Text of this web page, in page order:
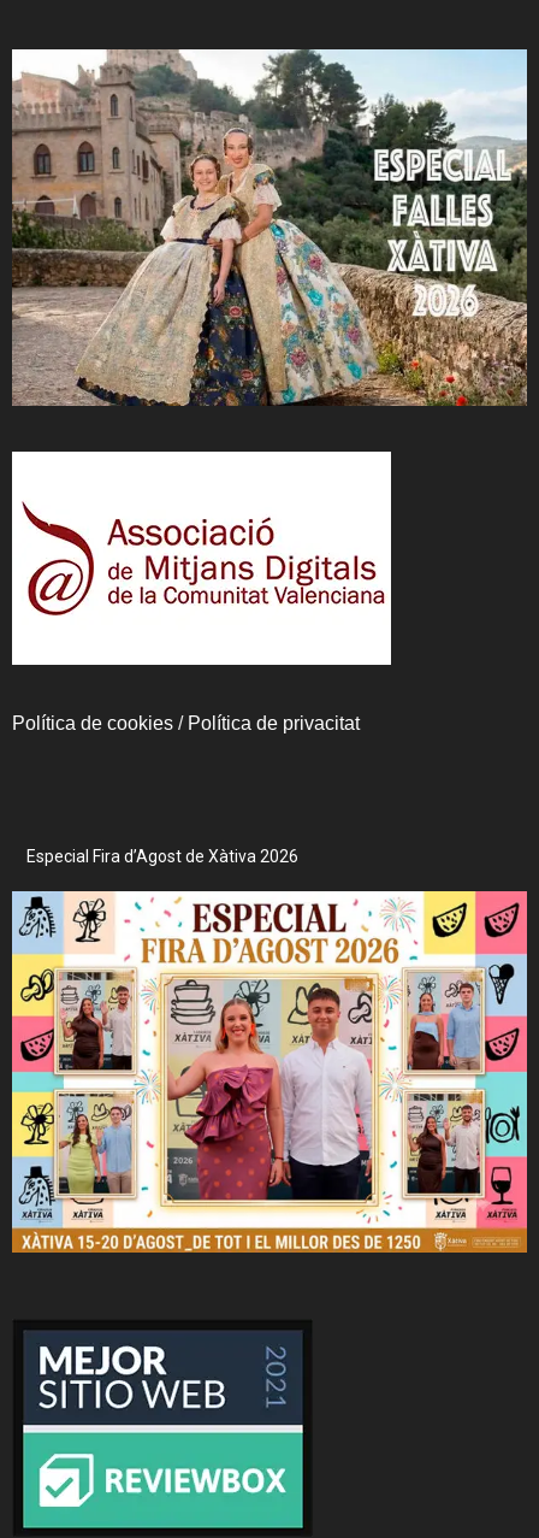
Política de cookies / Política de privacitat
Especial Fira d’Agost de Xàtiva 2026